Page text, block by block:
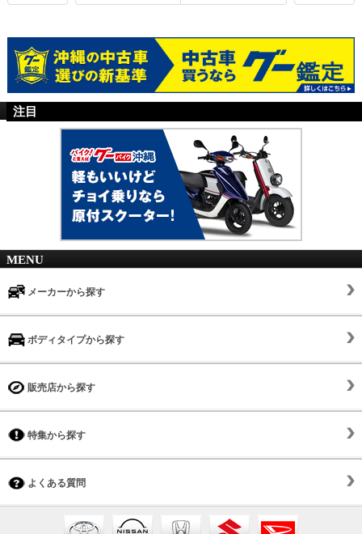
注目
MENU
メーカーから探す
ボディタイプから探す
販売店から探す
特集から探す
よくある質問